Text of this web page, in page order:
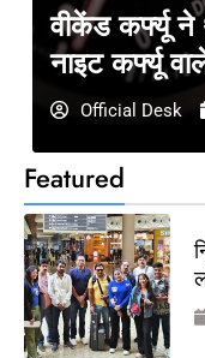
Featured
वीकेंड कर्फ्यू ने
नाइट कर्फ्यू
Official Desk